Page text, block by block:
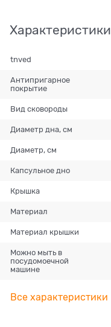
Характеристики
tnved
Антипригарное
покрытие
Вид сковороды
Диаметр дна, см
Диаметр, см
Капсульное дно
Крышка
Материал
Материал крышки
Можно мыть в
посудомоечной
машине
Все характеристики